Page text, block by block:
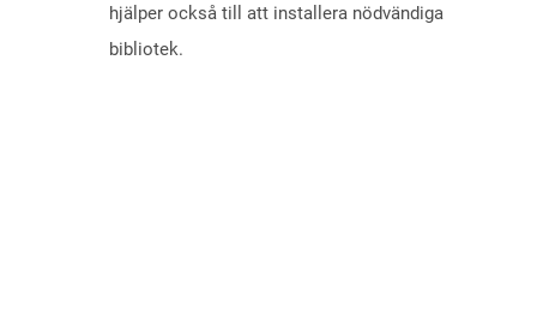
hjälper också till att installera nödvändiga
bibliotek.